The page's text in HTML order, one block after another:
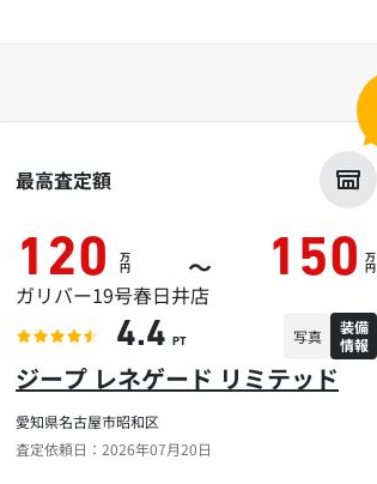
愛知県名古屋市昭和区
査定依頼日：2026年07月20日
ジープ レネゲード リミテッド
最高査定額
120 万
円 ～ 150 万
円
ガリバー19号春日井店
4.4 PT 写真
装備
情報